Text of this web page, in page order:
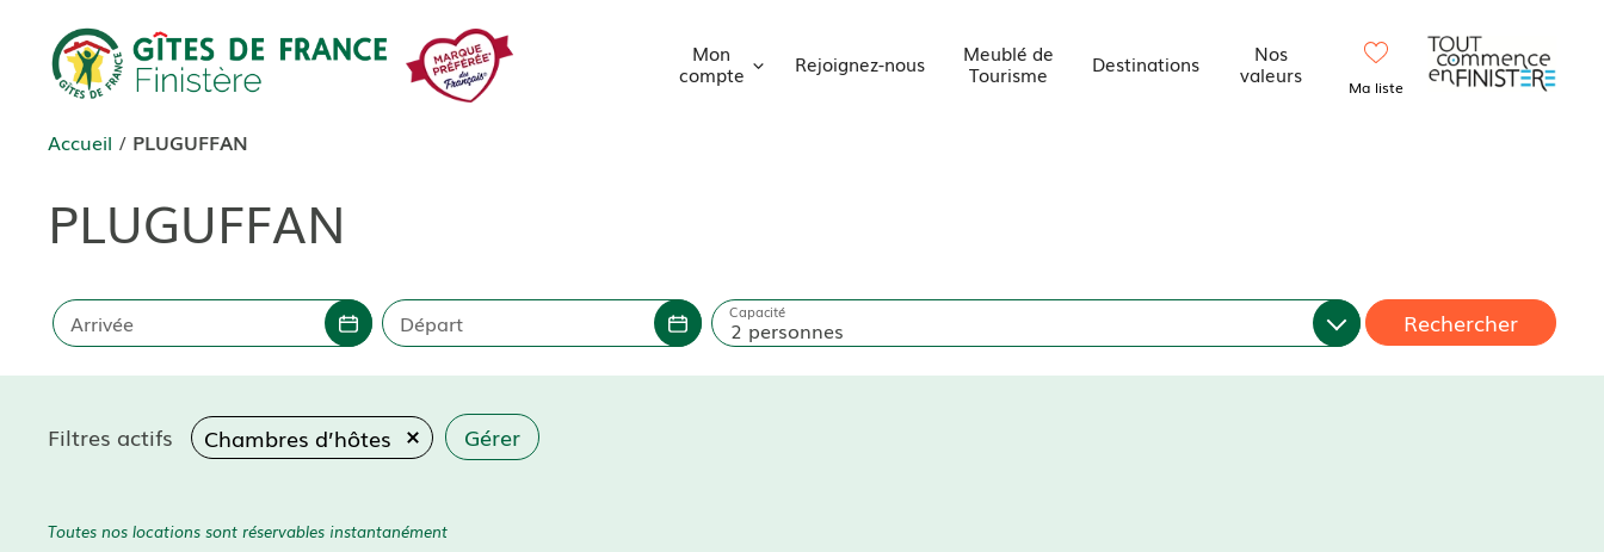
contenu
Mon
compte
Rejoignez-nous
Meublé de
Tourisme
Destinations
Nos
valeurs
Ma liste
Accueil / PLUGUFFAN
PLUGUFFAN
Arrivée Départ 2 personnes
Capacité Rechercher
Filtres actifs Chambres d’hôtes Gérer
Toutes nos locations sont réservables instantanément